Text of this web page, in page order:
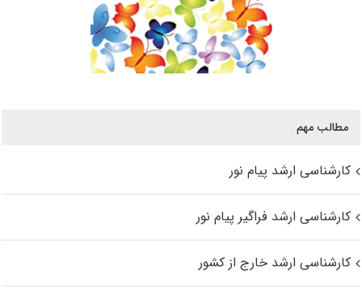
مطالب مهم
کارشناسی ارشد پیام نور
کارشناسی ارشد فراگیر پیام نور
کارشناسی ارشد خارج از کشور